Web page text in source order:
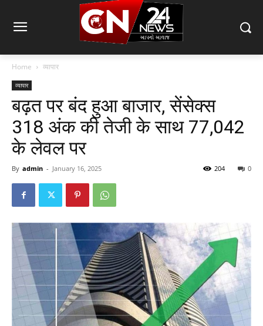
Home व्यापार
व्यापार
बढ़त पर बंद हुआ बाजार, सेंसेक्स
318 अंक की तेजी के साथ 77,042
के लेवल पर
By admin - January 16, 2025 0
204